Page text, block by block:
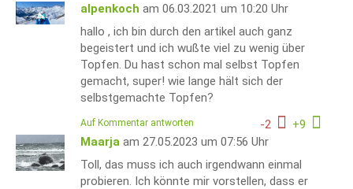
alpenkoch am 06.03.2021 um 10:20 Uhr
hallo , ich bin durch den artikel auch ganz
begeistert und ich wußte viel zu wenig über
Topfen. Du hast schon mal selbst Topfen
gemacht, super! wie lange hält sich der
selbstgemachte Topfen?
-2 +9
Auf Kommentar antworten
Maarja am 27.05.2023 um 07:56 Uhr
Toll, das muss ich auch irgendwann einmal
probieren. Ich könnte mir vorstellen, dass er